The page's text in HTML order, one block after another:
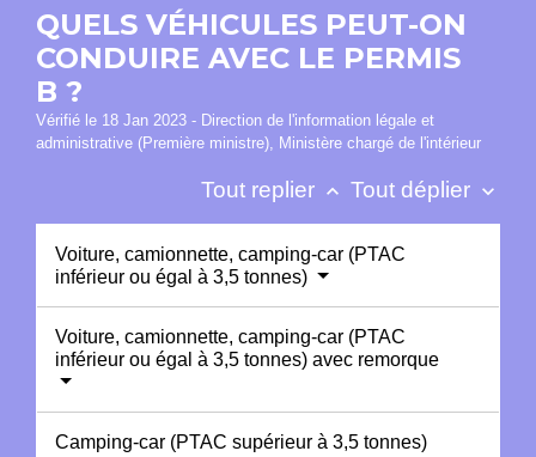
QUELS VÉHICULES PEUT-ON
CONDUIRE AVEC LE PERMIS
B ?
Vérifié le 18 Jan 2023 - Direction de l'information légale et
administrative (Première ministre), Ministère chargé de l'intérieur
Tout replier keyboard_arrow_up Tout déplier keyboard_arrow_down
Voiture, camionnette, camping-car (PTAC
inférieur ou égal à 3,5 tonnes)
Voiture, camionnette, camping-car (PTAC
inférieur ou égal à 3,5 tonnes) avec remorque
Camping-car (PTAC supérieur à 3,5 tonnes)